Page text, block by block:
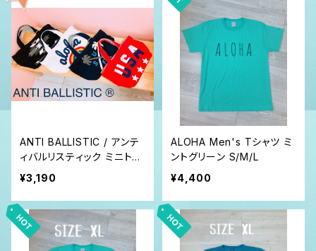
ANTI BALLISTIC / アンテ
ィバルリスティック ミニトー
ト バッグ スウェット パイル
¥3,190
ALOHA Men's Tシャツ ミ
ントグリーン S/M/L
¥4,400